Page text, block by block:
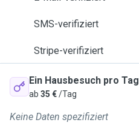
SMS-verifiziert
Stripe-verifiziert
Ein Hausbesuch pro Tag
ab 35 €/Tag
Keine Daten spezifiziert